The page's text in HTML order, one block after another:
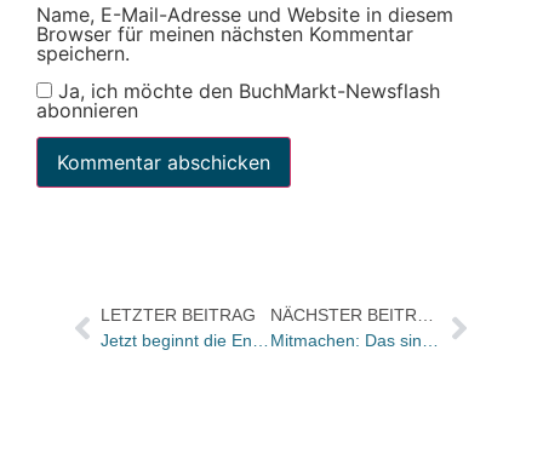
Name, E-Mail-Adresse und Website in diesem
Browser für meinen nächsten Kommentar
speichern.
Ja, ich möchte den BuchMarkt-Newsflash
abonnieren
LETZTER BEITRAG